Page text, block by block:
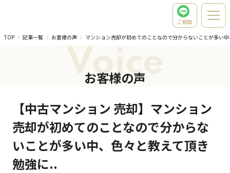
ご相談
TOP
記事一覧 お客様の声 マンション売却が初めてのことなので分からないことが多い
Voice
お客様の声
【中古マンション 売却】マンション
売却が初めてのことなので分からな
いことが多い中、色々と教えて頂き
勉強に..